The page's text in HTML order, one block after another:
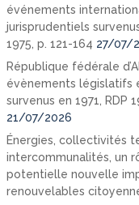
événements
jurisprudentiels
1975, p. 121-164 27/07/
République fédérale
évènements législatifs
survenus en 1971, RDP
21/07/2026
Énergies, collectivités
intercommunalités, un
potentielle nouvelle
renouvelables